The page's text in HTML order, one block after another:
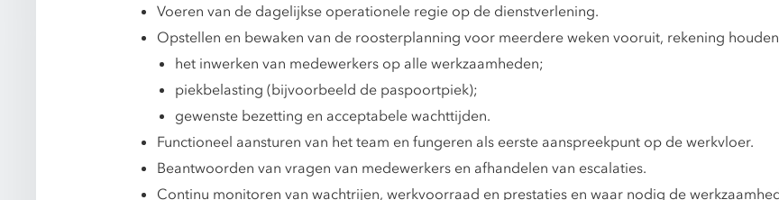
Voeren van de dagelijkse operationele regie op de dienstverlening.
Opstellen en bewaken van de roosterplanning voor meerdere weken vooruit, rekening
het inwerken van medewerkers op alle werkzaamheden;
piekbelasting (bijvoorbeeld de paspoortpiek);
gewenste bezetting en acceptabele wachttijden.
Functioneel aansturen van het team en fungeren als eerste aanspreekpunt op de werkvloer.
Beantwoorden van vragen van medewerkers en afhandelen van escalaties.
Continu monitoren van wachtrijen, werkvoorraad en prestaties en waar nodig de